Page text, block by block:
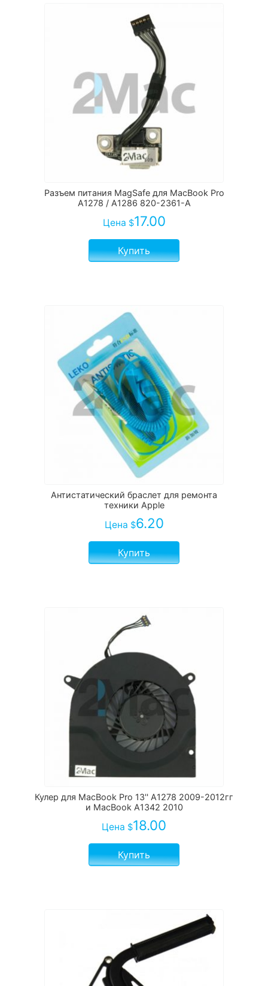
Разъем питания MagSafe для MacBook Pro
A1278 / A1286 820-2361-A
Цена $17.00
Купить
Антистатический браслет для ремонта
техники Apple
Цена $6.20
Купить
Кулер для MacBook Pro 13'' A1278 2009-2012гг
и MacBook A1342 2010
Цена $18.00
Купить